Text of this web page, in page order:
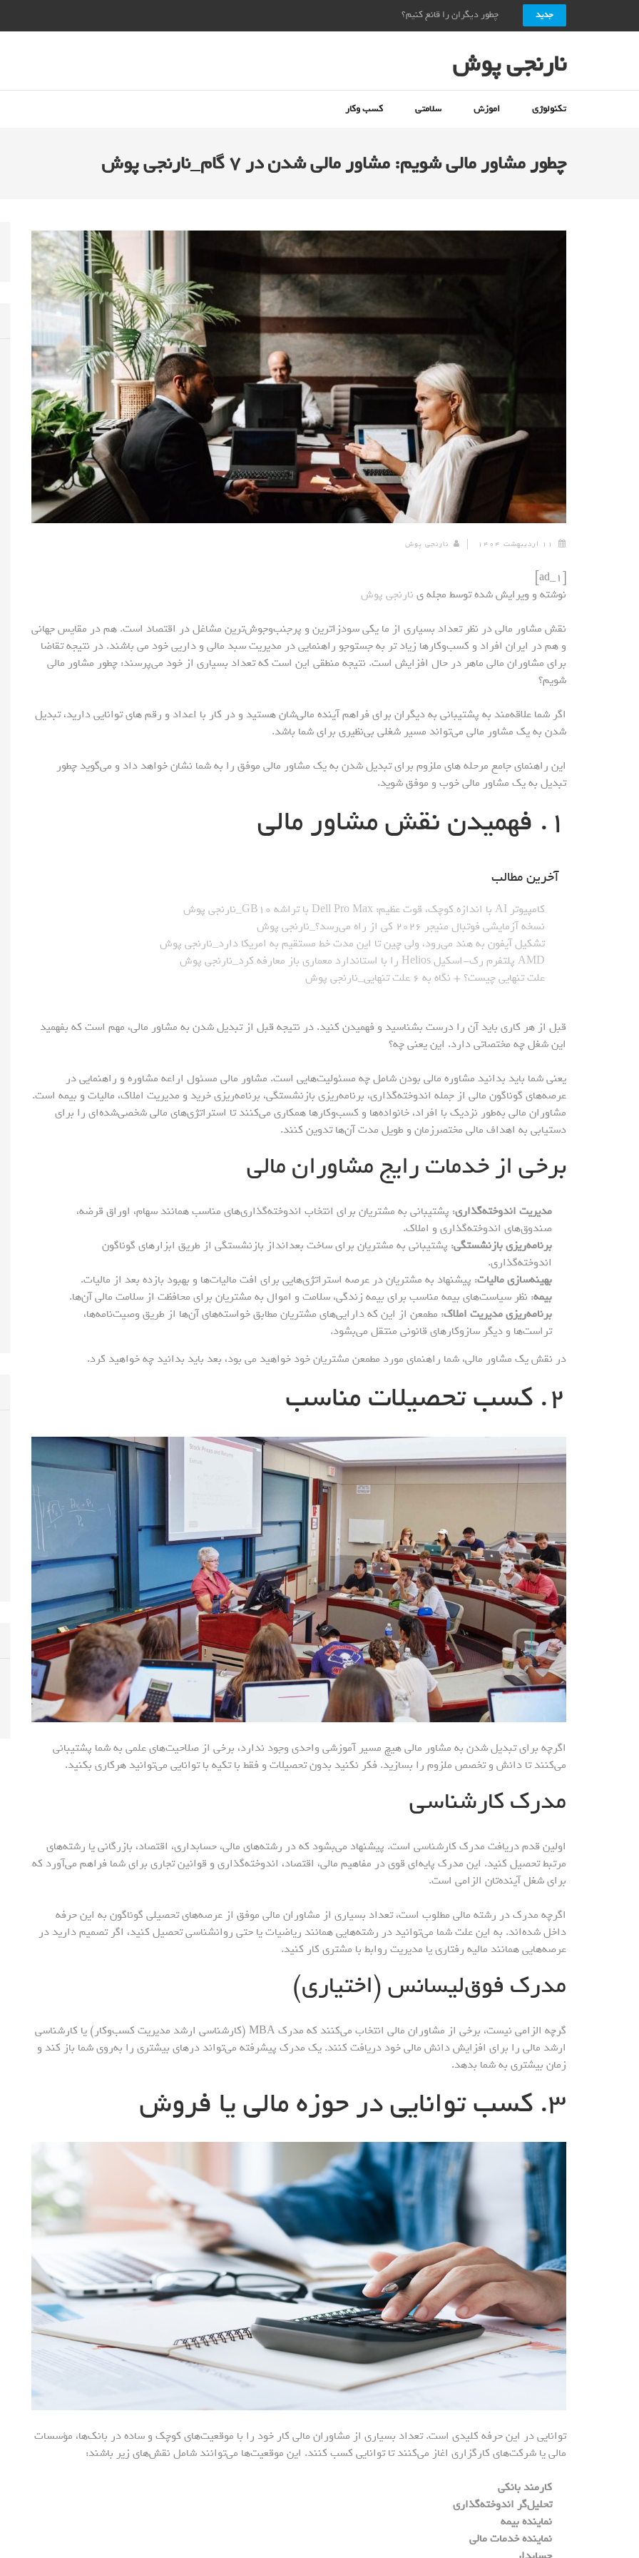
جدید چطور دیگران را قانع کنیم؟ + ۱۰ راز قانع کردن دیگران_نارنجی پوش
نارنجی پوش
تکنولوژی اموزش سلامتی کسب وکار
چطور مشاور مالی شویم: مشاور مالی شدن در ۷ گام_نارنجی پوش
۱۱ اردیبهشت ۱۴۰۴ نارنجی پوش
[ad_1]
نوشته و ویرایش شده توسط مجله ی نارنجی پوش
نقش مشاور مالی در نظر تعداد بسیاری از ما یکی سودزاترین و پرجنب‌وجوش‌ترین مشاغل در اقتصاد است. هم در مقایس جهانی
و هم در ایران افراد و کسب‌وکارها زیاد تر به جستوجو راهنمایی در مدیریت سبد مالی و داریی خود می باشند. در نتیجه تقاضا
برای مشاوران مالی ماهر در حال افزایش است. نتیجه منطقی این است که تعداد بسیاری از خود می‌پرسند: چطور مشاور مالی
شویم؟
اگر شما علاقه‌مند به پشتیبانی به دیگران برای فراهم آینده مالی‌شان هستید و در کار با اعداد و رقم های توانایی دارید، تبدیل
شدن به یک مشاور مالی می‌تواند مسیر شغلی بی‌نظیری برای شما باشد.
این راهنمای جامع مرحله های ملزوم برای تبدیل شدن به یک مشاور مالی موفق را به شما نشان خواهد داد و می‌گوید چطور
تبدیل به یک مشاور مالی خوب و موفق شوید.
۱. فهمیدن نقش مشاور مالی
آخرین مطالب
کامپیوتر AI با اندازه کوچک، قوت عظیم: Dell Pro Max با تراشه GB۱۰_نارنجی پوش
نسخه آزمایشی فوتبال منیجر ۲۰۲۶ کی از راه می‌رسد؟_نارنجی پوش
تشکیل آیفون به هند می‌رود، ولی چین تا این مدت خط مستقیم به امریکا دارد_نارنجی پوش
AMD پلتفرم رک-اسکیل Helios را با استاندارد معماری باز معارفه کرد_نارنجی پوش
علت تنهایی چیست؟ + نگاه به ۶ علت تنهایی_نارنجی پوش
قبل از هر کاری باید آن را درست بشناسید و فهمیدن کنید. در نتیجه قبل از تبدیل شدن به مشاور مالی، مهم است که بفهمید
این شغل چه مختصاتی دارد. این یعنی چه؟
یعنی شما باید بدانید مشاوره مالی بودن شامل چه مسئولیت‌هایی است. مشاور مالی مسئول اراعه مشاوره و راهنمایی در
عرصه‌های گوناگون مالی از جمله اندوخته‌گذاری، برنامه‌ریزی بازنشستگی، برنامه‌ریزی خرید و مدیریت املاک، مالیات و بیمه است.
مشاوران مالی به‌طور نزدیک با افراد، خانواده‌ها و کسب‌وکارها همکاری می‌کنند تا استراتژی‌های مالی شخصی‌شده‌ای را برای
دستیابی به اهداف مالی مختصر‌زمان و طویل مدت آن‌ها تدوین کنند.
برخی از خدمات رایج مشاوران مالی
مدیریت اندوخته‌گذاری: پشتیبانی به مشتریان برای انتخاب اندوخته‌گذاری‌های مناسب همانند سهام، اوراق قرضه،
صندوق‌های اندوخته‌گذاری و املاک.
برنامه‌ریزی بازنشستگی: پشتیبانی به مشتریان برای ساخت بعد‌انداز بازنشستگی از طریق ابزارهای گوناگون
اندوخته‌گذاری.
بهینه‌سازی مالیات: پیشنهاد به مشتریان در عرصه استراتژی‌هایی برای افت مالیات‌ها و بهبود بازده بعد از مالیات.
بیمه: نظر سیاست‌های بیمه مناسب برای بیمه زندگی، سلامت و اموال به مشتریان برای محافظت از سلامت مالی آن‌ها.
برنامه‌ریزی مدیریت املاک: مطمعن از این که دارایی‌های مشتریان مطابق خواسته‌های آن‌ها از طریق وصیت‌نامه‌ها،
تراست‌ها و دیگر سازوکارهای قانونی منتقل می‌بشود.
در نقش یک مشاور مالی، شما راهنمای مورد مطمعن مشتریان خود خواهید می بود، بعد باید بدانید چه خواهید کرد.
۲. کسب تحصیلات مناسب
اگرچه برای تبدیل شدن به مشاور مالی هیچ مسیر آموزشی واحدی وجود ندارد، برخی از صلاحیت‌های علمی به شما پشتیبانی
می‌کنند تا دانش و تخصص ملزوم را بسازید. فکر نکنید بدون تحصیلات و فقط با تکیه با توانایی می‌توانید هرکاری بکنید.
مدرک کارشناسی
اولین قدم دریافت مدرک کارشناسی است. پیشنهاد می‌بشود که در رشته‌های مالی، حسابداری، اقتصاد، بازرگانی یا رشته‌های
مرتبط تحصیل کنید. این مدرک پایه‌ای قوی در مفاهیم مالی، اقتصاد، اندوخته‌گذاری و قوانین تجاری برای شما فراهم می‌آورد که
برای شغل آینده‌تان الزامی است.
اگرچه مدرک در رشته مالی مطلوب است، تعداد بسیاری از مشاوران مالی موفق از عرصه‌های تحصیلی گوناگون به این حرفه
داخل شده‌اند. به این علت شما می‌توانید در رشته‌هایی همانند ریاضیات یا حتی روانشناسی تحصیل کنید، اگر تصمیم دارید در
عرصه‌هایی همانند مالیه رفتاری یا مدیریت روابط با مشتری کار کنید.
مدرک فوق‌لیسانس (اختیاری)
گرچه الزامی نیست، برخی از مشاوران مالی انتخاب می‌کنند که مدرک MBA (کارشناسی ارشد مدیریت کسب‌وکار) یا کارشناسی
ارشد مالی را برای افزایش دانش مالی خود دریافت کنند. یک مدرک پیشرفته می‌تواند درهای بیشتری را به‌روی شما باز کند و
زمان بیشتری به شما بدهد.
۳. کسب توانایی در حوزه مالی یا فروش
توانایی در این حرفه کلیدی است. تعداد بسیاری از مشاوران مالی کار خود را با موقعیت‌های کوچک و ساده در بانک‌ها، مؤسسات
مالی یا شرکت‌های کارگزاری اغاز می‌کنند تا توانایی کسب کنند. این موقعیت‌ها می‌توانند شامل نقش‌های زیر باشند:
کارمند بانکی
تحلیل‌گر اندوخته‌گذاری
نماینده بیمه
نماینده خدمات مالی